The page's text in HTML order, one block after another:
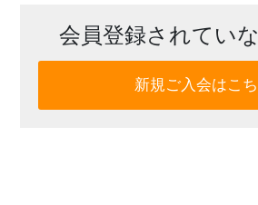
会員登録されてい
新規ご入会はこ